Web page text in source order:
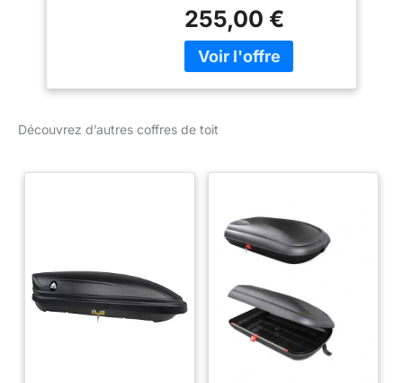
255,00 €
Découvrez d’autres coffres de toit